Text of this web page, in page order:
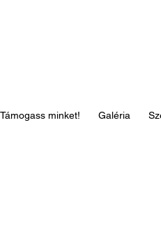
Támogass minket! Galéria